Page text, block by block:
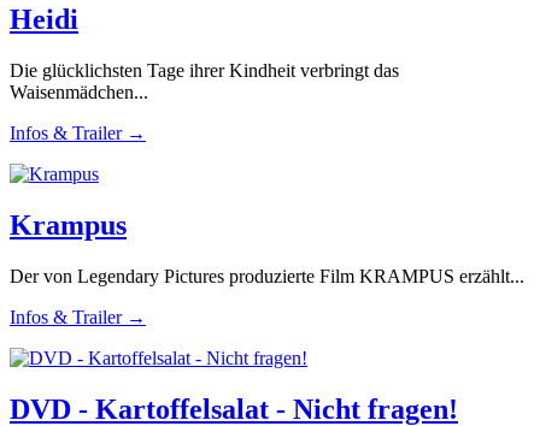
Heidi
Die glücklichsten Tage ihrer Kindheit verbringt das
Waisenmädchen...
Infos & Trailer →
Krampus
Der von Legendary Pictures produzierte Film KRAMPUS erzählt...
Infos & Trailer →
DVD - Kartoffelsalat - Nicht fragen!